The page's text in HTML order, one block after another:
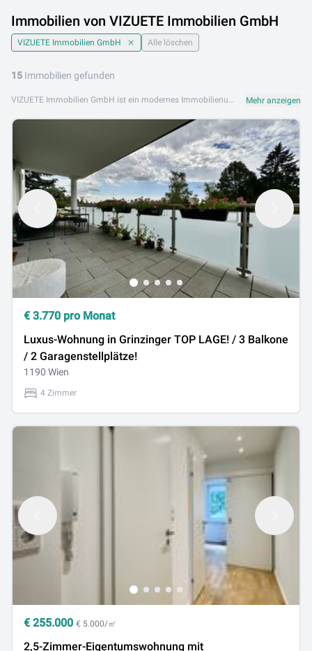
Immobilien von VIZUETE Immobilien GmbH
VIZUETE Immobilien GmbH Alle löschen
15 Immobilien gefunden
VIZUETE Immobilien GmbH ist ein modernes Immobilienunternehmen, das seinen Kunden mit einem frischen, zeitgemäßen Ansatz und professioneller Beratung beim Kauf, Verkauf und der Vermietung von Immobilien begleitet. Das Team steht für Kreativität, Kompetenz und persönlichen Service. Das Angebot von VIZUETE Immobilien GmbH umfasst Eigentumswohnungen, Einfamilienhäuser, Grundstücke sowie ausgewählte Anlage- und Luxusimmobilien. Mit innovativer Präsentation und professioneller Vermarktung erzielt VIZUETE optimale Ergebnisse für seine Kunden. VIZUETE Immobilien GmbH ist an folgenden Standorten aktiv: 2371 Hinterbrühl. Durchsuchen Sie das Immobilienangebot von VIZUETE Immobilien GmbH auf Lib.at und entdecken Sie Immobilien mit besonderem Charme. Mehr anzeigen
€ 3.770 pro Monat
Luxus-Wohnung in Grinzinger TOP LAGE! / 3 Balkone
/ 2 Garagenstellplätze!
1190 Wien
4 Zimmer
€ 255.000 € 5.000/㎡
2,5-Zimmer-Eigentumswohnung mit